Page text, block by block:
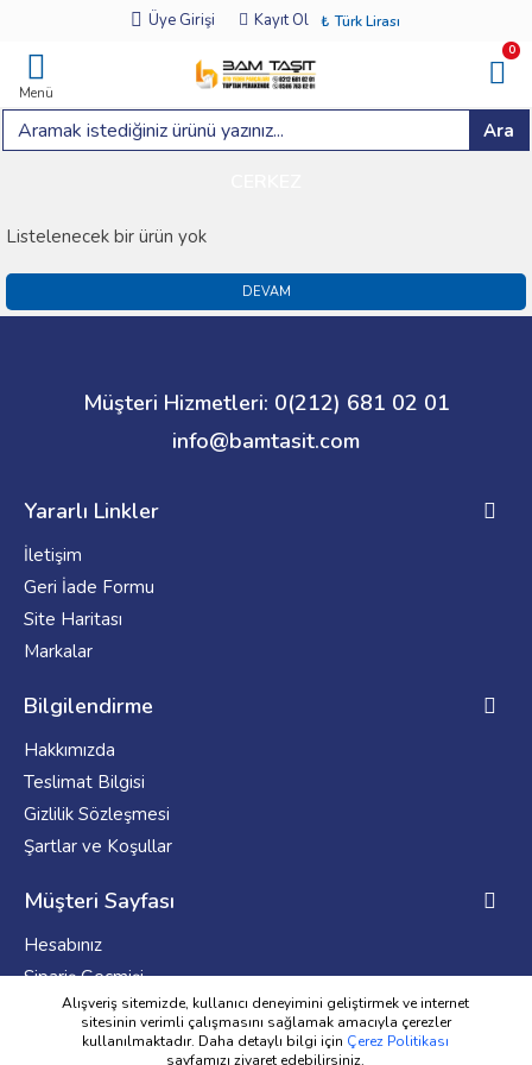
Üye Girişi Kayıt Ol ₺ Türk Lirası
Menü
0
Ara
Listelenecek bir ürün yok
DEVAM
Müşteri Hizmetleri: 0(212) 681 02 01
info@bamtasit.com
Yararlı Linkler
İletişim
Geri İade Formu
Site Haritası
Markalar
Bilgilendirme
Hakkımızda
Teslimat Bilgisi
Gizlilik Sözleşmesi
Şartlar ve Koşullar
Müşteri Sayfası
Hesabınız
Sipariş Geçmişi
Haber Bülteni
Alışveriş sitemizde, kullanıcı deneyimini geliştirmek ve internet
sitesinin verimli çalışmasını sağlamak amacıyla çerezler
kullanılmaktadır. Daha detaylı bilgi için Çerez Politikası
sayfamızı ziyaret edebilirsiniz.